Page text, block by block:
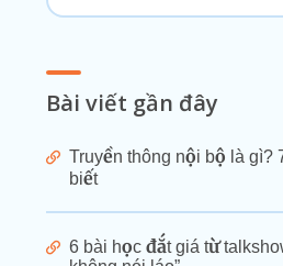
Bài viết gần đây
Truyền thông nội bộ là gì?
biết
6 bài học đắt giá từ